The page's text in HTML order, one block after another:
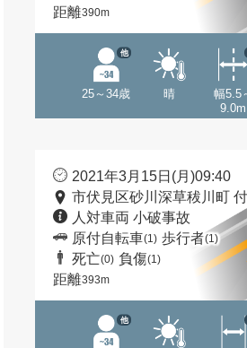
距離390m
25～34歳
他
晴
幅5.5
9.0m
2021年3月15日(月)09:40
市伏見区砂川深草秡川町
人対車両 小破事故
原付自転車(1) 歩行者(1)
死亡(0) 負傷(1)
距離393m
他